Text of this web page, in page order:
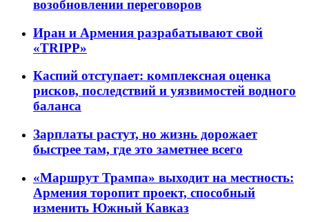
возобновлении переговоров
Иран и Армения разрабатывают свой
«TRIPP»
Каспий отступает: комплексная оценка
рисков, последствий и уязвимостей водного
баланса
Зарплаты растут, но жизнь дорожает
быстрее там, где это заметнее всего
«Маршрут Трампа» выходит на местность:
Армения торопит проект, способный
изменить Южный Кавказ